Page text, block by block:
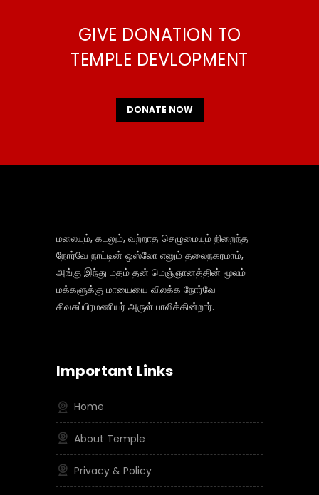
GIVE DONATION TO
TEMPLE DEVLOPMENT
DONATE NOW
மலையும், கடலும், வற்றாத செழுமையும் நிறைந்த
நோர்வே நாட்டின் ஒஸ்லோ எனும் தலைநகரமாம்,
அங்கு இந்து மதம் தன் மெஞ்ஞானத்தின் மூலம்
மக்களுக்கு மாயையை விலக்க நோர்வே
சிவசுப்பிரமணியர் அருள் பாலிக்கின்றார்.
Important Links
Home
About Temple
Privacy & Policy